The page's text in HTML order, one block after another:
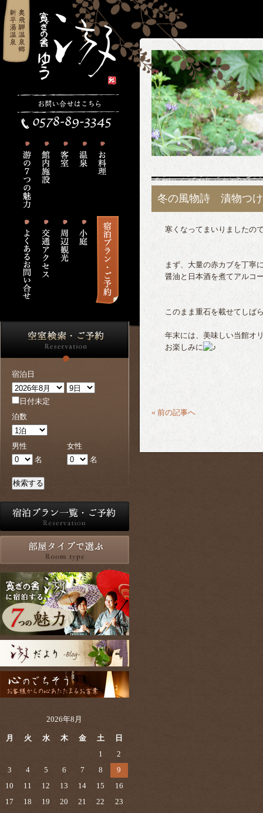
宿泊日
日付未定
泊数
男性
名
女性
名
検索する
2026年8月
月 火 水 木 金 土 日
1
2
3
4 5 6 7 8
9
10
11 12 13 14 15
16
17
18 19 20 21 22
23
冬の風物詩 漬物つ
寒くなってまいりましたの
まず、大量の赤カブを丁寧
醤油と日本酒を煮てアルコ
このまま重石を載せてしば
年末には、美味しい当館オ
お楽しみに
« 前の記事へ